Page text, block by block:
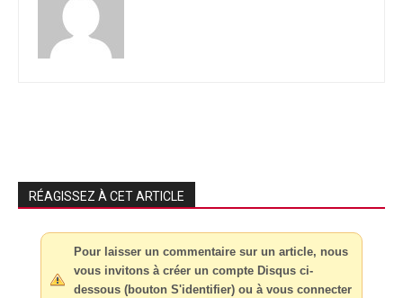
RÉAGISSEZ À CET ARTICLE
Pour laisser un commentaire sur un article, nous
vous invitons à créer un compte Disqus ci-
dessous (bouton S'identifier) ou à vous connecter